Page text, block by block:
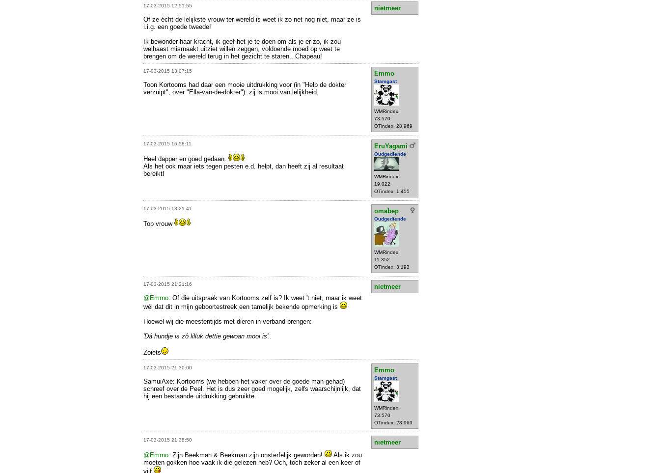
17-03-2015 12:51:55
nietmeer
Of ze écht de lelijkste vrouw ter wereld is weet ik zo net nog niet, maar ze is
i.i.g. een goede tweede!
Ik bewonder haar kracht, ik geef het je te doen om als je er zo, ik zou
welhaast mismaakt uitziet willen zeggen, voldoende moed op weet te
brengen om de wereld terug in het gezicht te staren.. Chapeau!
17-03-2015 13:07:15 Emmo
Stamgast
WMRindex:
73.570
OTindex: 28.969
Toon Kortooms had daar een mooie uitdrukking voor (in "Help de dokter
verzuipt", over "Ella-van-de-dokter"): zij is mooi van lelijkheid.
17-03-2015 16:58:11 EruYagami
Oudgediende
WMRindex:
19.022
OTindex: 1.455
Heel dapper en goed gedaan.
Als het ook maar iets tegen pesten e.d. helpt, dan heeft zij al resultaat
bereikt!
17-03-2015 18:21:41 omabep
Oudgediende
WMRindex:
11.352
OTindex: 3.193
Top vrouw
17-03-2015 21:21:16
nietmeer
@Emmo: Of die uitspraak van Kortooms zelf is? Ik weet 't niet, maar ik weet
wél dat dit in mijn geboortestreek een tamelijk bekende opmerking is
Hoewel wij die meestentijds met dieren in verband brengen:
'Dá hundje is zô lilluk dettie gewoan mooi is'..
Zoiets
17-03-2015 21:30:00 Emmo
Stamgast
WMRindex:
73.570
OTindex: 28.969
SamuiAxe: Kortooms (we hebben het vaker over de goede man gehad)
schreef over de Peel. Het is dus zeer goed mogelijk, zelfs waarschijnlijk, dat
hij een bestaande uitdrukking gebruikte.
17-03-2015 21:38:50
nietmeer
@Emmo: Zijn Beekman & Beekman zijn onsterfelijk geworden!
Als ik zou
moeten gokken hoe vaak ik die gelezen heb? Och, toch zeker al een keer of
vijf